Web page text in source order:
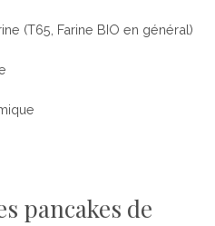
(T65, Farine BIO en général)
pancakes de